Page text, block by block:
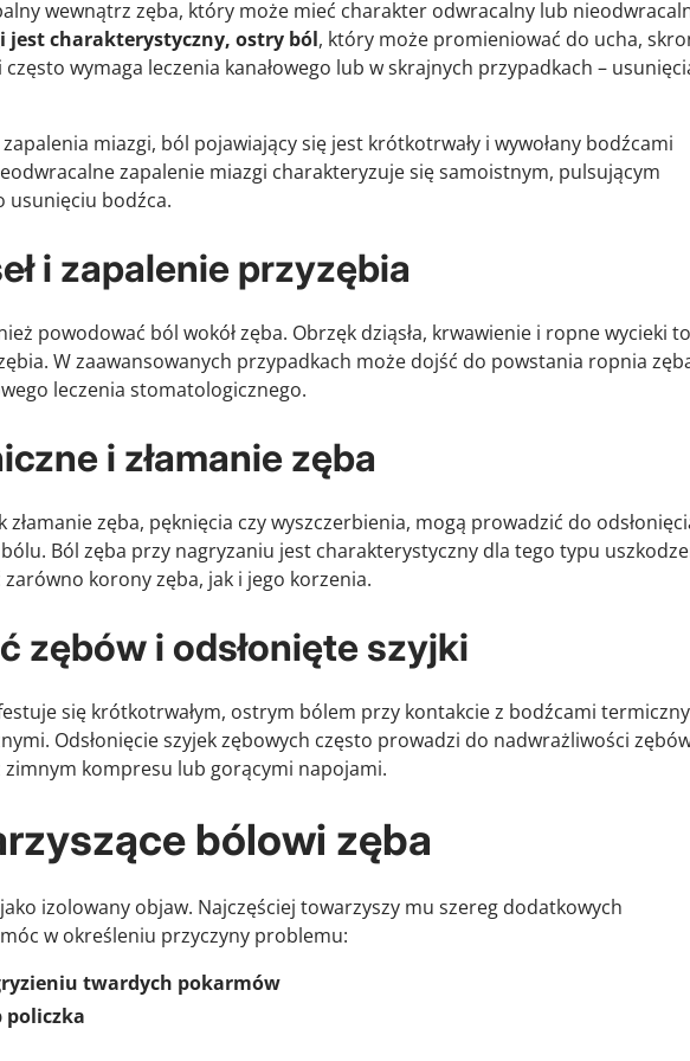
wewnątrz zęba, który może mieć charakter odwracalny lub
jest charakterystyczny, ostry ból, który może promieniować do ucha,
wymaga leczenia kanałowego lub w skrajnych przypadkach –
miazgi, ból pojawiający się jest krótkotrwały i wywołany bodźcami
zapalenie miazgi charakteryzuje się samoistnym, pulsującym
usunięciu bodźca.
i zapalenie przyzębia
powodować ból wokół zęba. Obrzęk dziąsła, krwawienie i ropne wycieki to
W zaawansowanych przypadkach może dojść do powstania ropnia
leczenia stomatologicznego.
i złamanie zęba
zęba, pęknięcia czy wyszczerbienia, mogą prowadzić do
Ból zęba przy nagryzaniu jest charakterystyczny dla tego typu
korony zęba, jak i jego korzenia.
zębów i odsłonięte szyjki
się krótkotrwałym, ostrym bólem przy kontakcie z bodźcami
Odsłonięcie szyjek zębowych często prowadzi do nadwrażliwości
zimnym kompresu lub gorącymi napojami.
bólowi zęba
izolowany objaw. Najczęściej towarzyszy mu szereg dodatkowych
w określeniu przyczyny problemu:
twardych pokarmów
policzka